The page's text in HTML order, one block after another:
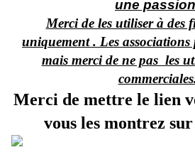
une
Merci de les utiliser à des
uniquement . Les associations
mais merci de ne pas les
Merci de mettre le lien
vous les montrez